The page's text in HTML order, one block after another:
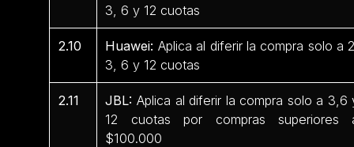
3, 6 y 12 cuotas
2.10 Huawei: Aplica al diferir la compra solo a
3, 6 y 12 cuotas
2.11 JBL: Aplica al diferir la compra solo a 3,6
12 cuotas por compras superiores
$100.000